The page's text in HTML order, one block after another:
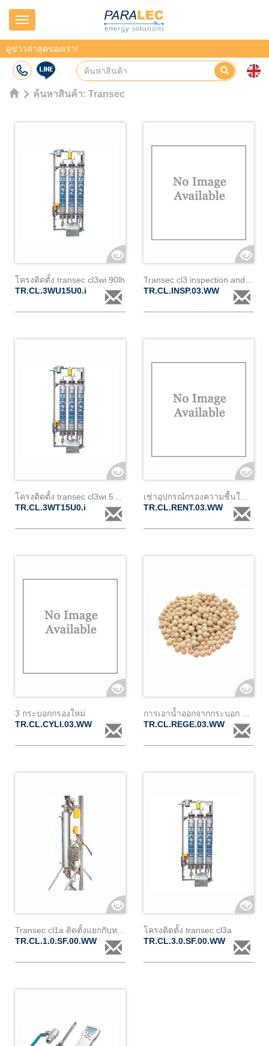
Navigation
ดูข่าวล่าสุดของเรา!
ค้นหาสินค้า: Transec
โครงติดตั้ง transec cl3wi 90lh
TR.CL.3WU15U0.i
TR.CL.INSP.03.WW
TR.CL.3WT15U0.i
TR.CL.RENT.03.WW
3 กระบอกกรองใหม่
TR.CL.CYLI.03.WW
TR.CL.REGE.03.WW
TR.CL.1.0.SF.00.WW
โครงติดตั้ง transec cl3a
TR.CL.3.0.SF.00.WW